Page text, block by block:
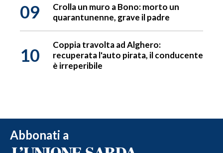
09
Crolla un muro a Bono: morto un
quarantunenne, grave il padre
10
Coppia travolta ad Alghero:
recuperata l'auto pirata, il conducente
è irreperibile
Abbonati a